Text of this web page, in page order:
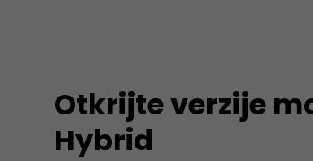
Otkrijte verzije
Hybrid